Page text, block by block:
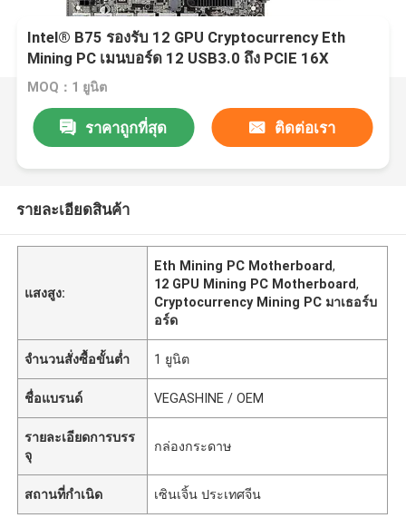
Intel® B75 รองรับ 12 GPU Cryptocurrency Eth
Mining PC เมนบอร์ด 12 USB3.0 ถึง PCIE 16X
MOQ：1 ยูนิต
ราคาถูกที่สุด ติดต่อเรา
รายละเอียดสินค้า
แสงสูง:
Eth Mining PC Motherboard,
12 GPU Mining PC Motherboard,
Cryptocurrency Mining PC มาเธอร์บ
อร์ด
จำนวนสั่งซื้อขั้นต่ำ 1 ยูนิต
ชื่อแบรนด์ VEGASHINE / OEM
รายละเอียดการบรร
จุ
กล่องกระดาษ
สถานที่กำเนิด เซินเจิ้น ประเทศจีน